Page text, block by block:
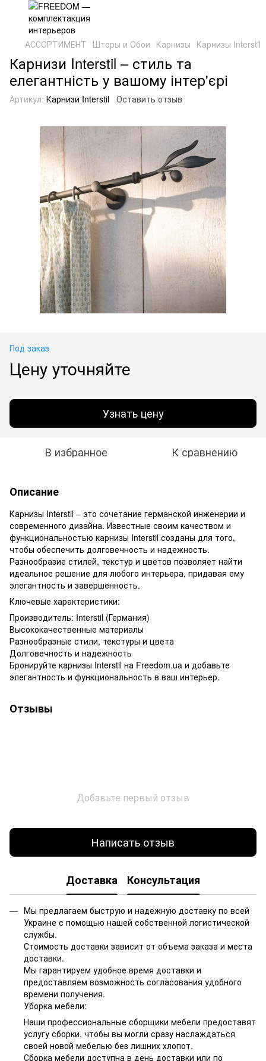
АССОРТИМЕНТ Шторы и Обои Карнизы Карнизы Interstil
Карнизи Interstil – стиль та
елегантність у вашому інтер'єрі
Артикул: Карнизи Interstil Оставить отзыв
Под заказ
Цену уточняйте
Узнать цену
В избранное К сравнению
Описание
Карнизы Interstil – это сочетание германской инженерии и
современного дизайна. Известные своим качеством и
функциональностью карнизы Interstil созданы для того,
чтобы обеспечить долговечность и надежность.
Разнообразие стилей, текстур и цветов позволяет найти
идеальное решение для любого интерьера, придавая ему
элегантность и завершенность.
Ключевые характеристики:
Производитель: Interstil (Германия)
Высококачественные материалы
Разнообразные стили, текстуры и цвета
Долговечность и надежность
Бронируйте карнизы Interstil на Freedom.ua и добавьте
элегантность и функциональность в ваш интерьер.
Отзывы
Добавьте первый отзыв
Написать отзыв
Доставка Консультация
Мы предлагаем быструю и надежную доставку по всей
Украине с помощью нашей собственной логистической
службы.
Стоимость доставки зависит от объема заказа и места
доставки.
Мы гарантируем удобное время доставки и
предоставляем возможность согласования удобного
времени получения.
Уборка мебели:
Наши профессиональные сборщики мебели предоставят
услугу сборки, чтобы вы могли сразу наслаждаться
своей новой мебелью без лишних хлопот.
Сборка мебели доступна в день доставки или по